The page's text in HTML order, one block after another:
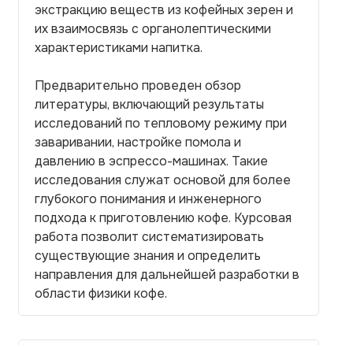
экстракцию веществ из кофейных зерен и
их взаимосвязь с органолептическими
характеристиками напитка.
Предварительно проведен обзор
литературы, включающий результаты
исследований по тепловому режиму при
заваривании, настройке помола и
давлению в эспрессо-машинах. Такие
исследования служат основой для более
глубокого понимания и инженерного
подхода к приготовлению кофе. Курсовая
работа позволит систематизировать
существующие знания и определить
направления для дальнейшей разработки в
области физики кофе.